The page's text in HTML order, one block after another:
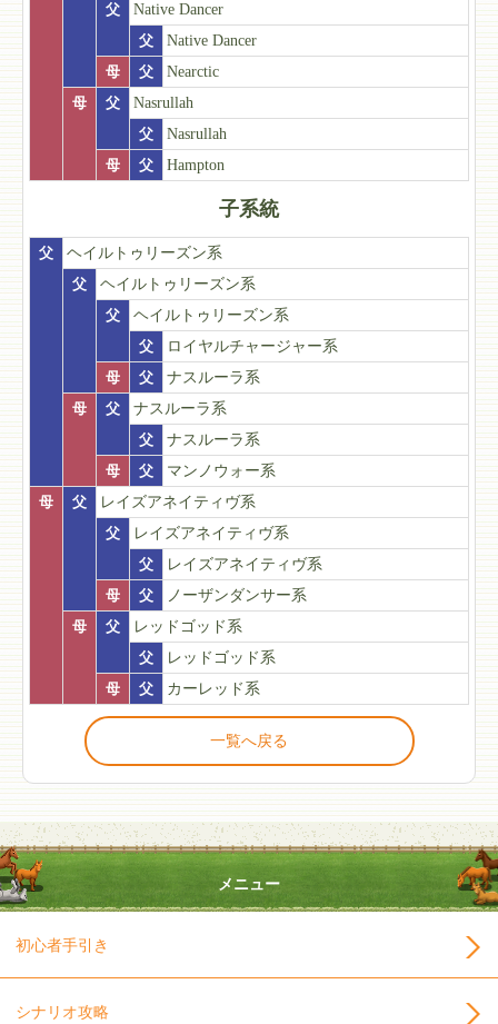
父
Native Dancer
父
Native Dancer
母
父
Nearctic
母
父
Nasrullah
父
Nasrullah
母
父 Hampton
子系統
父
ヘイルトゥリーズン系
父
ヘイルトゥリーズン系
父
ヘイルトゥリーズン系
父
ロイヤルチャージャー系
母
父
ナスルーラ系
母
父
ナスルーラ系
父
ナスルーラ系
母
父
マンノウォー系
母
父
レイズアネイティヴ系
父
レイズアネイティヴ系
父
レイズアネイティヴ系
母
父
ノーザンダンサー系
母
父
レッドゴッド系
父
レッドゴッド系
母
父 カーレッド系
一覧へ戻る
メニュー
初心者手引き
シナリオ攻略